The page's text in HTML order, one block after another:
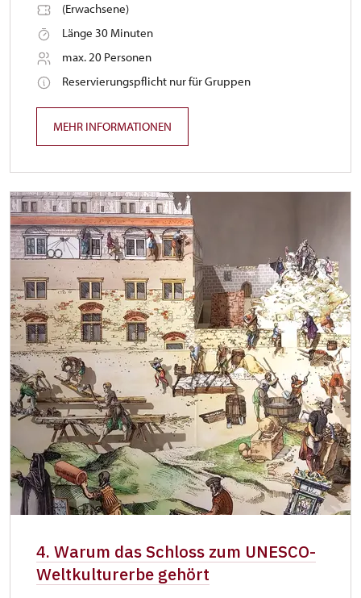
(Erwachsene)
Länge 30 Minuten
max. 20 Personen
Reservierungspflicht nur für Gruppen
MEHR INFORMATIONEN
4. Warum das Schloss zum UNESCO-
Weltkulturerbe gehört